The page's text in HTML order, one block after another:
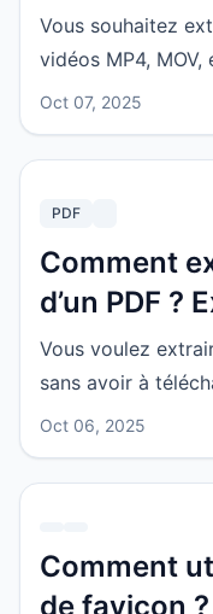
sans avoir
fichier
Vous souhaitez
vidéos MP4,
méthode
avantages en
Oct 07, 2025
PDF
Comment
d’un PDF ?
images
définition,
téléverser
Vous voulez
sans avoir à
présente des
appropriés, et
Oct 06, 2025
Comment
de favicon